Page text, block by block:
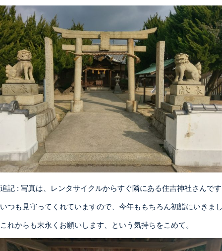
追記 : 写真は、レンタサイクルからすぐ隣にある住吉神社さんで
いつも見守ってくれていますので、今年ももちろん初詣にいきま
これからも末永くお願いします、という気持ちをこめて。